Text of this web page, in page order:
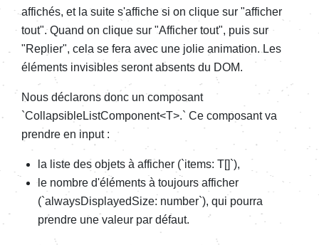
affichés, et la suite s'affiche si on clique sur "afficher
tout". Quand on clique sur "Afficher tout", puis sur
"Replier", cela se fera avec une jolie animation. Les
éléments invisibles seront absents du DOM.
Nous déclarons donc un composant
`CollapsibleListComponent<T>.` Ce composant va
prendre en input :
la liste des objets à afficher (`items: T[]`),
le nombre d'éléments à toujours afficher
(`alwaysDisplayedSize: number`), qui pourra
prendre une valeur par défaut.